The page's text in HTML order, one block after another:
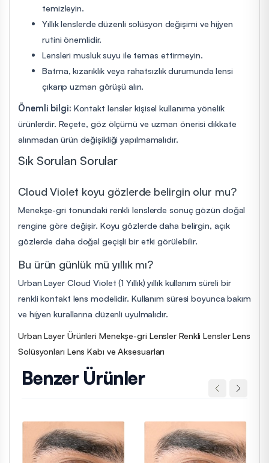
temizleyin.
Yıllık lenslerde düzenli solüsyon değişimi ve hijyen
rutini önemlidir.
Lensleri musluk suyu ile temas ettirmeyin.
Batma, kızarıklık veya rahatsızlık durumunda lensi
çıkarıp uzman görüşü alın.
Önemli bilgi: Kontakt lensler kişisel kullanıma yönelik
ürünlerdir. Reçete, göz ölçümü ve uzman önerisi dikkate
alınmadan ürün değişikliği yapılmamalıdır.
Sık Sorulan Sorular
Cloud Violet koyu gözlerde belirgin olur mu?
Menekşe-gri tonundaki renkli lenslerde sonuç gözün doğal
rengine göre değişir. Koyu gözlerde daha belirgin, açık
gözlerde daha doğal geçişli bir etki görülebilir.
Bu ürün günlük mü yıllık mı?
Urban Layer Cloud Violet (1 Yıllık) yıllık kullanım süreli bir
renkli kontakt lens modelidir. Kullanım süresi boyunca bakım
ve hijyen kurallarına düzenli uyulmalıdır.
Urban Layer Ürünleri Menekşe-gri Lensler Renkli Lensler Lens
Solüsyonları Lens Kabı ve Aksesuarları
Benzer Ürünler